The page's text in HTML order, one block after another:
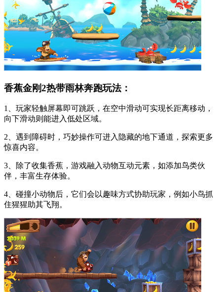
香蕉金刚2热带雨林奔跑玩法：
1、玩家轻触屏幕即可跳跃，在空中滑动可实现长距离移动，
向下滑动则能进入低处区域。
2、遇到障碍时，巧妙操作可进入隐藏的地下通道，探索更多
惊喜内容。
3、除了收集香蕉，游戏融入动物互动元素，如添加鸟类伙
伴，丰富生存体验。
4、碰撞小动物后，它们会以趣味方式协助玩家，例如小鸟抓
住猩猩助其飞翔。